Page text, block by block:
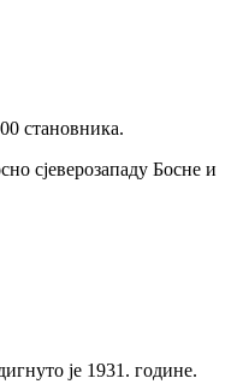
становника.
сјеверозападу Босне и
је 1931. године.